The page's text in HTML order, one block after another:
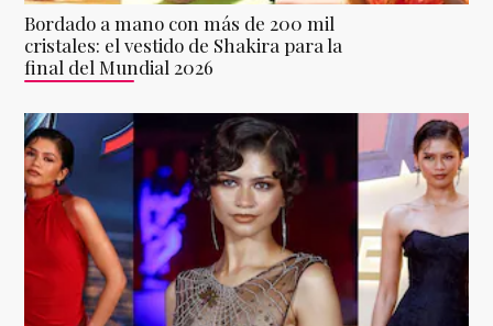
Bordado a mano con más de 200 mil
cristales: el vestido de Shakira para la
final del Mundial 2026